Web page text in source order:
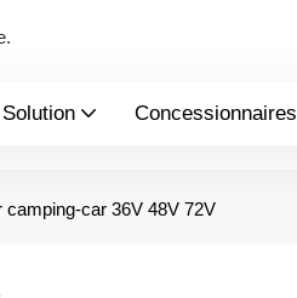
Concessionnaires
camping-car 36V 48V 72V